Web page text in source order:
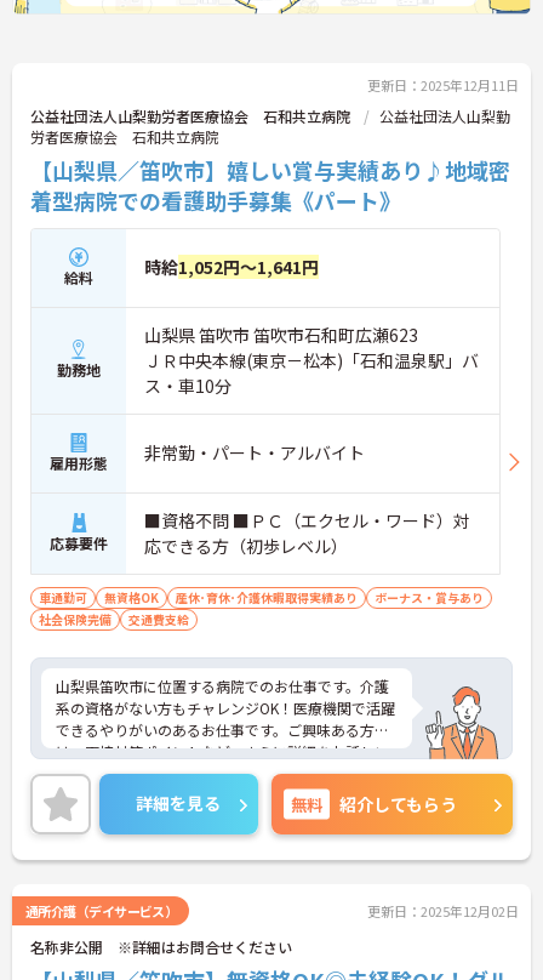
更新日：2025年12月11日
公益社団法人山梨勤労者医療協会 石和共立病院
公益社団法人山梨勤
労者医療協会 石和共立病院
【山梨県／笛吹市】嬉しい賞与実績あり♪地域密
着型病院での看護助手募集《パート》
給料 時給1,052円～1,641円
勤務地
山梨県 笛吹市 笛吹市石和町広瀬623
ＪＲ中央本線(東京－松本)「石和温泉駅」バ
ス・車10分
雇用形態 非常勤・パート・アルバイト
応募要件
■資格不問 ■ＰＣ（エクセル・ワード）対
応できる方（初歩レベル）
車通勤可 無資格OK 産休･育休･介護休暇取得実績あり
ボーナス・賞与あり
社会保険完備
交通費支給
山梨県笛吹市に位置する病院でのお仕事です。介護
系の資格がない方もチャレンジOK！医療機関で活躍
できるやりがいのあるお仕事です。ご興味ある方に
は、面接対策ポイントなど、さらに詳細をお話しい
たしますのでお気軽にご相談ください！
詳細を見る 無料 紹介してもらう
通所介護（デイサービス） 更新日：2025年12月02日
名称非公開 ※詳細はお問合せください